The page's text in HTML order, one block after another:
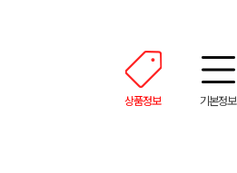
상품정보 기본정보